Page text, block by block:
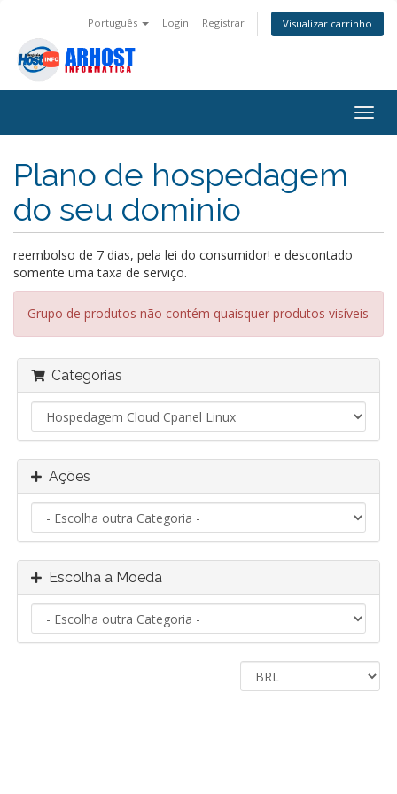
Português Login Registrar Visualizar carrinho
Plano de hospedagem
do seu dominio
reembolso de 7 dias, pela lei do consumidor! e descontado
somente uma taxa de serviço.
Grupo de produtos não contém quaisquer produtos visíveis
Categorias
Ações
Escolha a Moeda